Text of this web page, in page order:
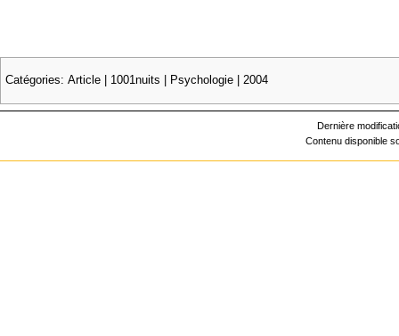
Catégories: Article 1001nuits Psychologie 2004
Dernière
Contenu disponible